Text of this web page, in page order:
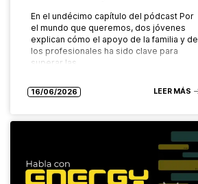
En el undécimo capítulo del pódcast Por
el mundo que queremos, dos jóvenes
explican cómo el apoyo de la familia y de
los profesionales ha sido clave para
superar las…
16/06/2026 LEER MÁS